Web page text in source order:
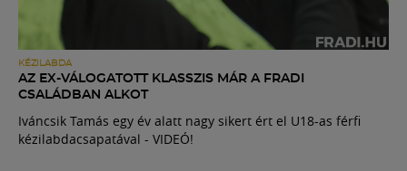
KÉZILABDA
AZ EX-VÁLOGATOTT KLASSZIS MÁR A FRADI
CSALÁDBAN ALKOT
Iváncsik Tamás egy év alatt nagy sikert ért el U18-as férfi
kézilabdacsapatával - VIDEÓ!